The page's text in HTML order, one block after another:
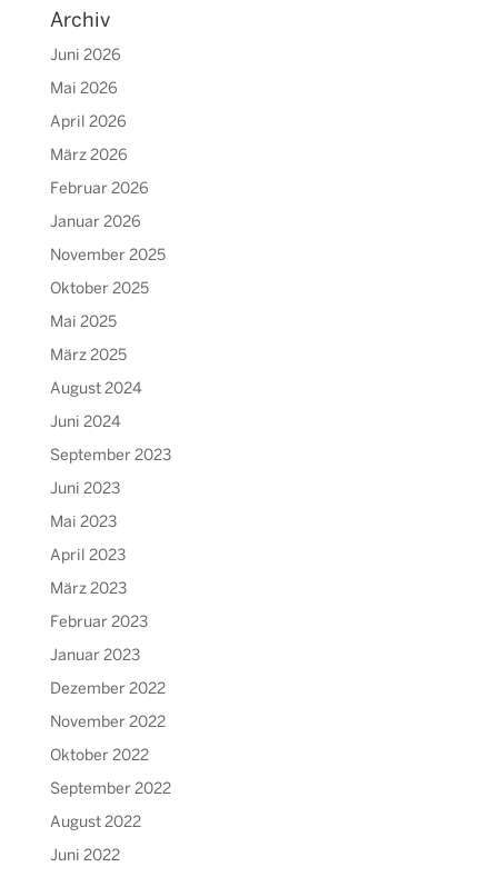
Archiv
Juni 2026
Mai 2026
April 2026
März 2026
Februar 2026
Januar 2026
November 2025
Oktober 2025
Mai 2025
März 2025
August 2024
Juni 2024
September 2023
Juni 2023
Mai 2023
April 2023
März 2023
Februar 2023
Januar 2023
Dezember 2022
November 2022
Oktober 2022
September 2022
August 2022
Juni 2022